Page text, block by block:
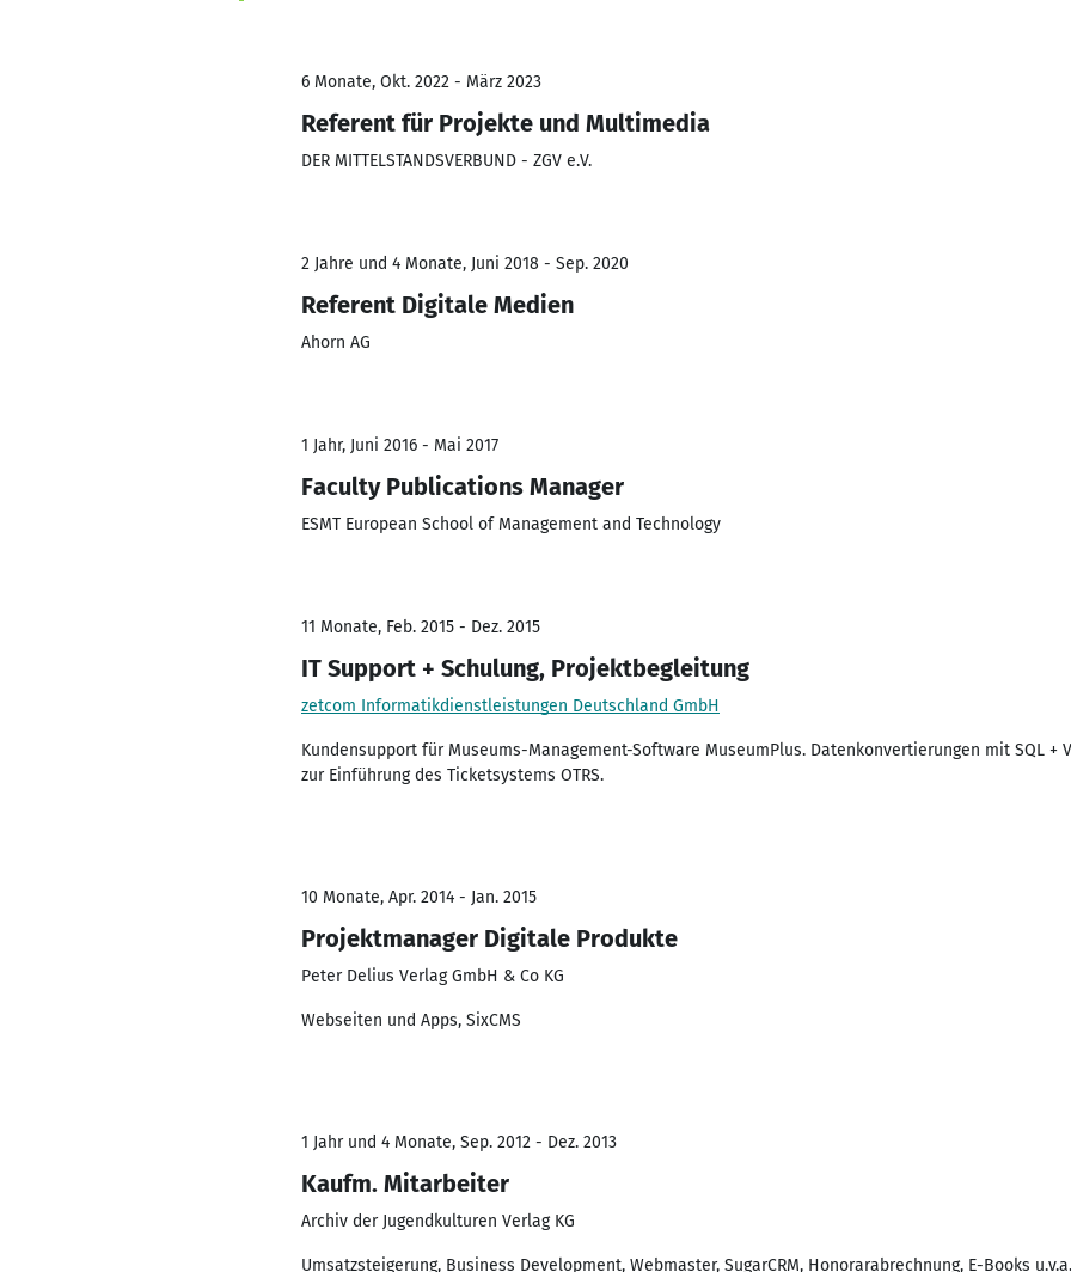
6 Monate, Okt. 2022 - März 2023
Referent für Projekte und Multimedia
DER MITTELSTANDSVERBUND - ZGV e.V.
2 Jahre und 4 Monate, Juni 2018 - Sep. 2020
Referent Digitale Medien
Ahorn AG
1 Jahr, Juni 2016 - Mai 2017
Faculty Publications Manager
ESMT European School of Management and Technology
11 Monate, Feb. 2015 - Dez. 2015
IT Support + Schulung, Projektbegleitung
zetcom Informatikdienstleistungen Deutschland GmbH
Kundensupport für Museums-Management-Software MuseumPlus. Datenkonvertierungen mit SQL +
zur Einführung des Ticketsystems OTRS.
10 Monate, Apr. 2014 - Jan. 2015
Projektmanager Digitale Produkte
Peter Delius Verlag GmbH & Co KG
Webseiten und Apps, SixCMS
1 Jahr und 4 Monate, Sep. 2012 - Dez. 2013
Kaufm. Mitarbeiter
Archiv der Jugendkulturen Verlag KG
Umsatzsteigerung, Business Development, Webmaster, SugarCRM, Honorarabrechnung, E-Books